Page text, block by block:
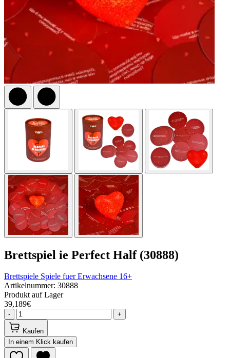
Brettspiel ie Perfect Half (30888)
Brettspiele Spiele fuer Erwachsene 16+
Artikelnummer: 30888
Produkt auf Lager
39,189€
- +
Kaufen
In einem Klick kaufen